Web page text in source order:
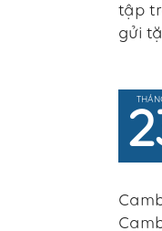
tập
gửi